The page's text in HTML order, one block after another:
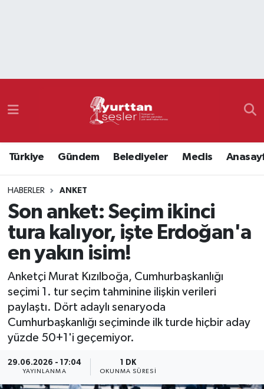
Türkiye Gündem Belediyeler Meclis
HABERLER ANKET
Son anket: Seçim ikinci
tura kalıyor, işte Erdoğan'a
en yakın isim!
Anketçi Murat Kızılboğa, Cumhurbaşkanlığı
seçimi 1. tur seçim tahminine ilişkin verileri
paylaştı. Dört adaylı senaryoda
Cumhurbaşkanlığı seçiminde ilk turde hiçbir aday
yüzde 50+1'i geçemiyor.
29.06.2026 - 17:04
YAYINLANMA
1 DK
OKUNMA SÜRESI
Namaz Vakitleri
Süper Lig Puan Durumu ve Fikstür
Tüm Manşetler
Son Dakika Haberleri
Haber Arşivi